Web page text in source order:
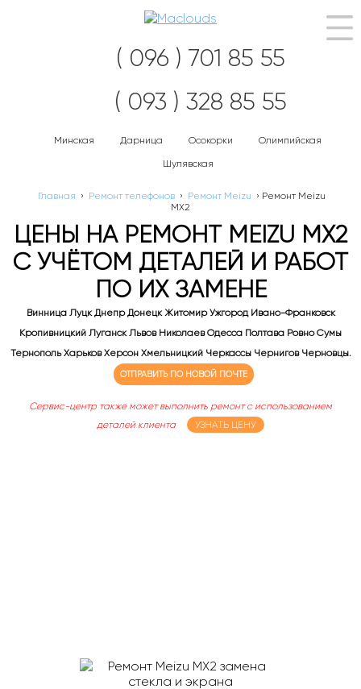
( 096 ) 701 85 55
( 093 ) 328 85 55
Минская Дарница Осокорки Олимпийская
Шулявская
Главная › Ремонт телефонов › Ремонт Meizu › Ремонт Meizu
MX2
ЦЕНЫ НА РЕМОНТ MEIZU MX2
С УЧЁТОМ ДЕТАЛЕЙ И РАБОТ
ПО ИХ ЗАМЕНЕ
Винница Луцк Днепр Донецк Житомир Ужгород Ивано-Франковск
Кропивницкий Луганск Львов Николаев Одесса Полтава Ровно Сумы
Тернополь Харьков Херсон Хмельницкий Черкассы Чернигов Черновцы.
ОТПРАВИТЬ ПО НОВОЙ ПОЧТЕ
Сервис-центр также может выполнить ремонт с использованием
деталей клиента
УЗНАТЬ ЦЕНУ